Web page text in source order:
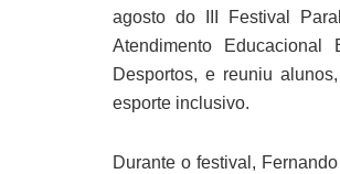
agosto do III Festival
Atendimento
Desportos, e reuniu
esporte inclusivo.
Durante o festival,